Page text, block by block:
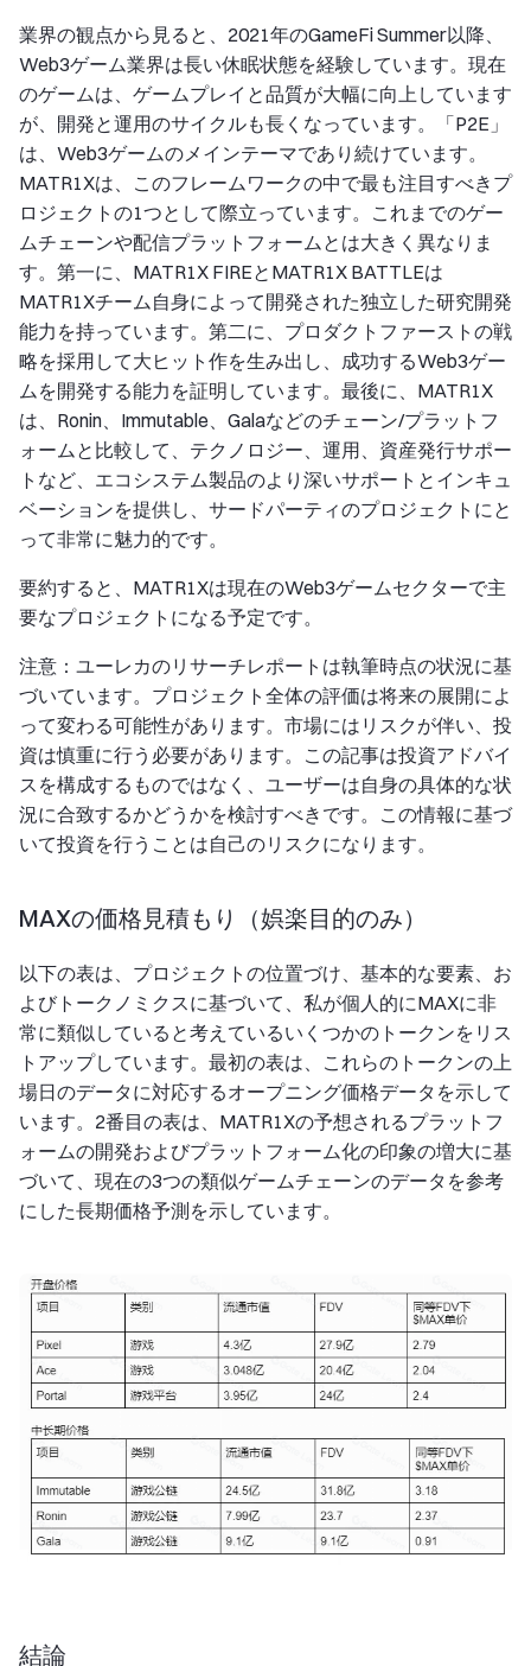
業界の観点から見ると、2021年のGameFi Summer以降、
Web3ゲーム業界は長い休眠状態を経験しています。現在
のゲームは、ゲームプレイと品質が大幅に向上しています
が、開発と運用のサイクルも長くなっています。「P2E」
は、Web3ゲームのメインテーマであり続けています。
MATR1Xは、このフレームワークの中で最も注目すべきプ
ロジェクトの1つとして際立っています。これまでのゲー
ムチェーンや配信プラットフォームとは大きく異なりま
す。第一に、MATR1X FIREとMATR1X BATTLEは
MATR1Xチーム自身によって開発された独立した研究開発
能力を持っています。第二に、プロダクトファーストの戦
略を採用して大ヒット作を生み出し、成功するWeb3ゲー
ムを開発する能力を証明しています。最後に、MATR1X
は、Ronin、Immutable、Galaなどのチェーン/プラットフ
ォームと比較して、テクノロジー、運用、資産発行サポー
トなど、エコシステム製品のより深いサポートとインキュ
ベーションを提供し、サードパーティのプロジェクトにと
って非常に魅力的です。
要約すると、MATR1Xは現在のWeb3ゲームセクターで主
要なプロジェクトになる予定です。
注意：ユーレカのリサーチレポートは執筆時点の状況に基
づいています。プロジェクト全体の評価は将来の展開によ
って変わる可能性があります。市場にはリスクが伴い、投
資は慎重に行う必要があります。この記事は投資アドバイ
スを構成するものではなく、ユーザーは自身の具体的な状
況に合致するかどうかを検討すべきです。この情報に基づ
いて投資を行うことは自己のリスクになります。
MAXの価格見積もり（娯楽目的のみ）
以下の表は、プロジェクトの位置づけ、基本的な要素、お
よびトークノミクスに基づいて、私が個人的にMAXに非
常に類似していると考えているいくつかのトークンをリス
トアップしています。最初の表は、これらのトークンの上
場日のデータに対応するオープニング価格データを示して
います。2番目の表は、MATR1Xの予想されるプラットフ
ォームの開発およびプラットフォーム化の印象の増大に基
づいて、現在の3つの類似ゲームチェーンのデータを参考
にした長期価格予測を示しています。
結論